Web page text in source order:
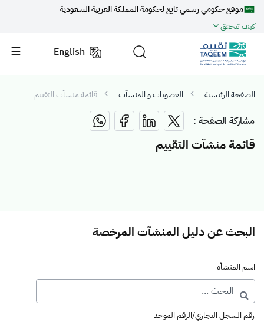
موقع حكومي رسمي تابع لحكومة المملكة العربية السعودية
كيف تتحقق
English
الصفحة الرئيسية العضويات و المنشآت قائمة منشآت التقييم
مشاركة الصفحة :
قائمة منشآت التقييم
البحث عن دليل المنشآت المرخصة
اسم المنشأة
رقم السجل التجاري/الرقم الموحد